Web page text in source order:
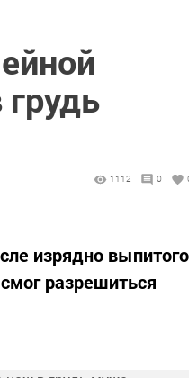
1112 0
изрядно выпитого
разрешиться